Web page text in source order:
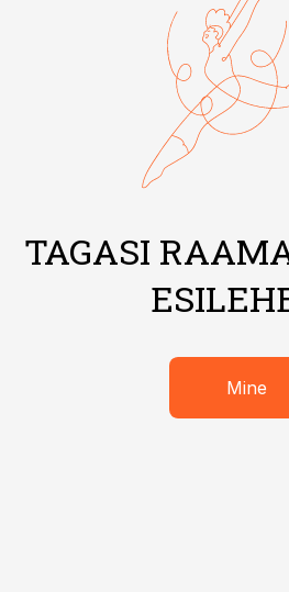
TAGASI
Mine